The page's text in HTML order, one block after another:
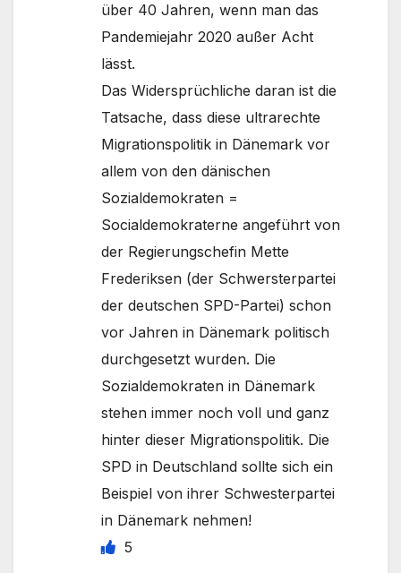
über 40 Jahren, wenn man das
Pandemiejahr 2020 außer Acht
lässt.
Das Widersprüchliche daran ist die
Tatsache, dass diese ultrarechte
Migrationspolitik in Dänemark vor
allem von den dänischen
Sozialdemokraten =
Socialdemokraterne angeführt von
der Regierungschefin Mette
Frederiksen (der Schwersterpartei
der deutschen SPD-Partei) schon
vor Jahren in Dänemark politisch
durchgesetzt wurden. Die
Sozialdemokraten in Dänemark
stehen immer noch voll und ganz
hinter dieser Migrationspolitik. Die
SPD in Deutschland sollte sich ein
Beispiel von ihrer Schwesterpartei
in Dänemark nehmen!
5